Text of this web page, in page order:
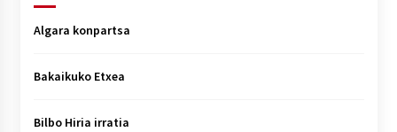
Algara konpartsa
Bakaikuko Etxea
Bilbo Hiria irratia